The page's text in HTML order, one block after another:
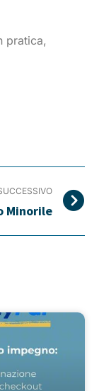
pratica,
Minorile